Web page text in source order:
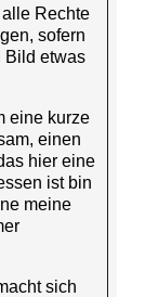
Rechte
sofern
Bild etwas
eine kurze
einen
hier eine
ist bin
meine
sich